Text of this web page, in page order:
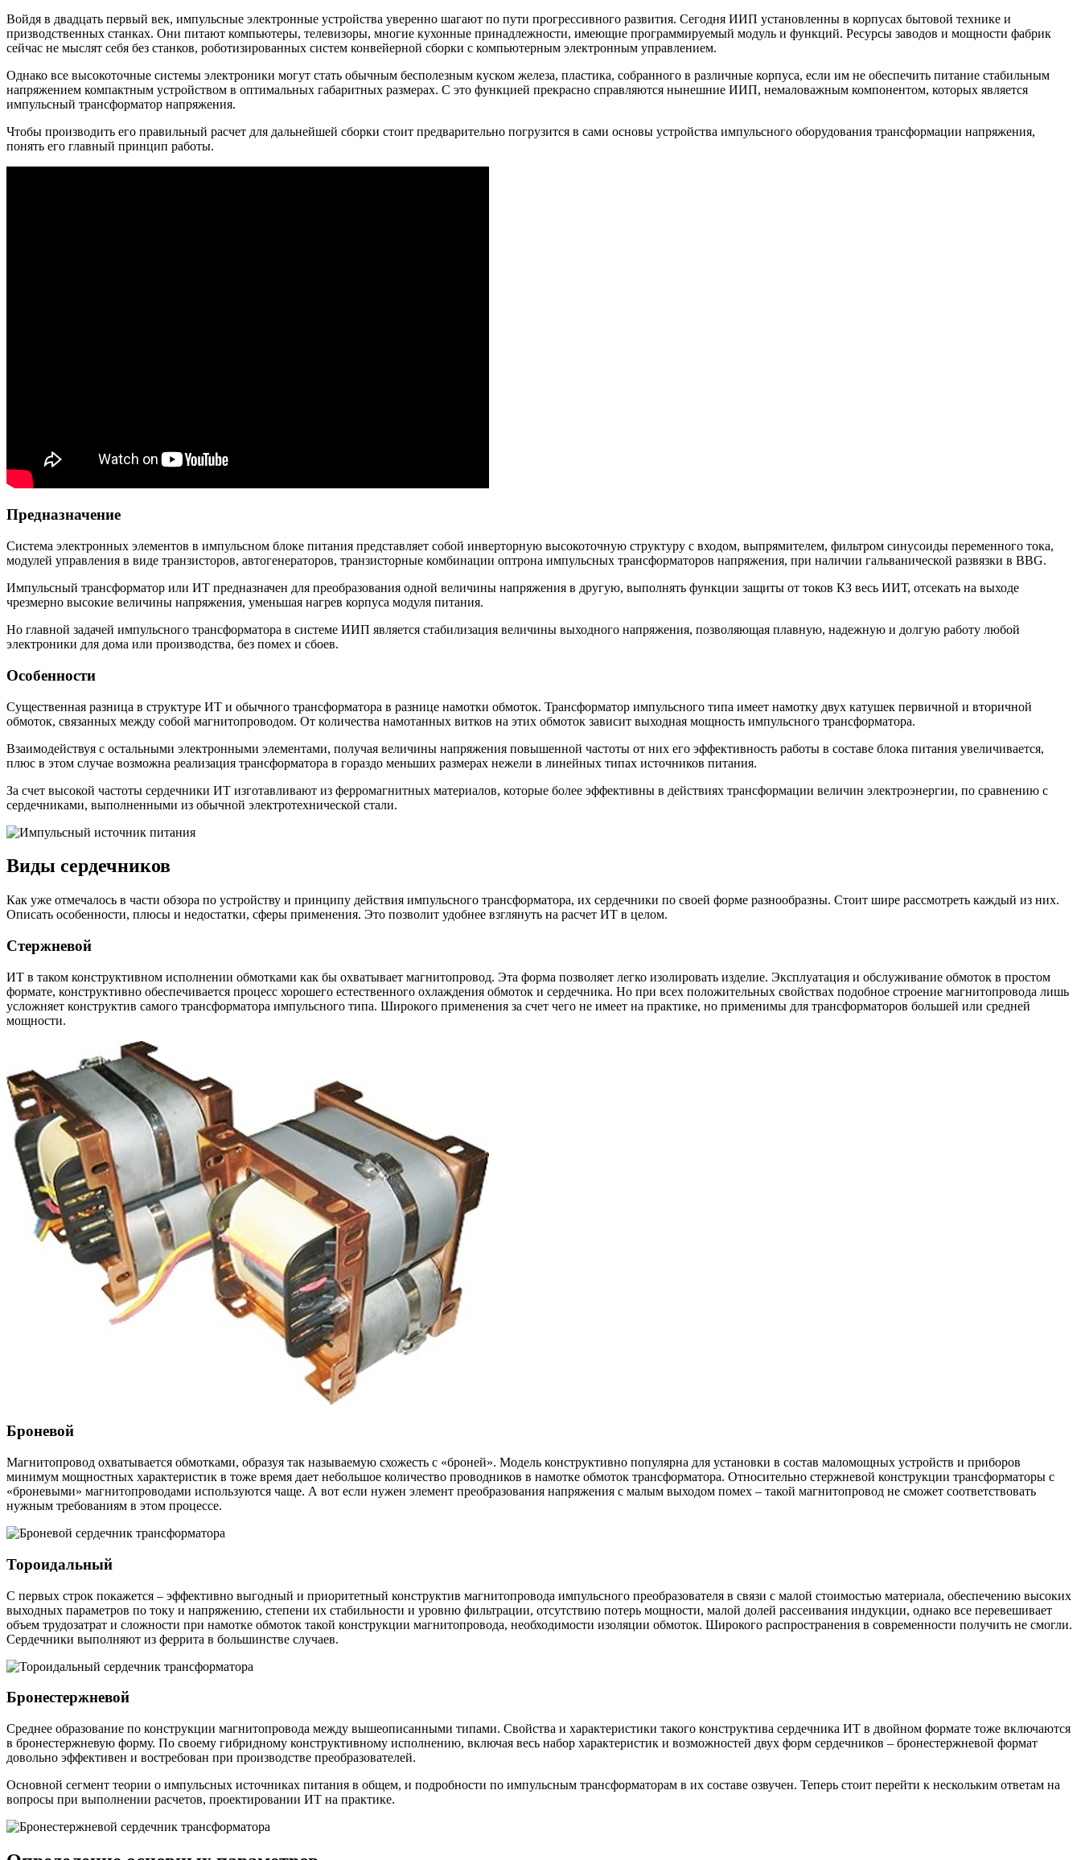
Войдя в двадцать первый век, импульсные электронные устройства уверенно шагают по пути прогрессивного развития. Сегодня ИИП установленны в корпусах бытовой технике и
призводственных станках. Они питают компьютеры, телевизоры, многие кухонные принадлежности, имеющие программируемый модуль и функций. Ресурсы заводов и мощности фабрик
сейчас не мыслят себя без станков, роботизированных систем конвейерной сборки с компьютерным электронным управлением.
Однако все высокоточные системы электроники могут стать обычным бесполезным куском железа, пластика, собранного в различные корпуса, если им не обеспечить питание стабильным
напряжением компактным устройством в оптимальных габаритных размерах. С это функцией прекрасно справляются нынешние ИИП, немаловажным компонентом, которых является
импульсный трансформатор напряжения.
Чтобы производить его правильный расчет для дальнейшей сборки стоит предварительно погрузится в сами основы устройства импульсного оборудования трансформации напряжения,
понять его главный принцип работы.
Предназначение
Система электронных элементов в импульсном блоке питания представляет собой инверторную высокоточную структуру с входом, выпрямителем, фильтром синусоиды переменного тока,
модулей управления в виде транзисторов, автогенераторов, транзисторные комбинации оптрона импульсных трансформаторов напряжения, при наличии гальванической развязки в BBG.
Импульсный трансформатор или ИТ предназначен для преобразования одной величины напряжения в другую, выполнять функции защиты от токов КЗ весь ИИТ, отсекать на выходе
чрезмерно высокие величины напряжения, уменьшая нагрев корпуса модуля питания.
Но главной задачей импульсного трансформатора в системе ИИП является стабилизация величины выходного напряжения, позволяющая плавную, надежную и долгую работу любой
электроники для дома или производства, без помех и сбоев.
Особенности
Существенная разница в структуре ИТ и обычного трансформатора в разнице намотки обмоток. Трансформатор импульсного типа имеет намотку двух катушек первичной и вторичной
обмоток, связанных между собой магнитопроводом. От количества намотанных витков на этих обмоток зависит выходная мощность импульсного трансформатора.
Взаимодействуя с остальными электронными элементами, получая величины напряжения повышенной частоты от них его эффективность работы в составе блока питания увеличивается,
плюс в этом случае возможна реализация трансформатора в гораздо меньших размерах нежели в линейных типах источников питания.
За счет высокой частоты сердечники ИТ изготавливают из ферромагнитных материалов, которые более эффективны в действиях трансформации величин электроэнергии, по сравнению с
сердечниками, выполненными из обычной электротехнической стали.
Виды сердечников
Как уже отмечалось в части обзора по устройству и принципу действия импульсного трансформатора, их сердечники по своей форме разнообразны. Стоит шире рассмотреть каждый из них.
Описать особенности, плюсы и недостатки, сферы применения. Это позволит удобнее взглянуть на расчет ИТ в целом.
Стержневой
ИТ в таком конструктивном исполнении обмотками как бы охватывает магнитопровод. Эта форма позволяет легко изолировать изделие. Эксплуатация и обслуживание обмоток в простом
формате, конструктивно обеспечивается процесс хорошего естественного охлаждения обмоток и сердечника. Но при всех положительных свойствах подобное строение магнитопровода лишь
усложняет конструктив самого трансформатора импульсного типа. Широкого применения за счет чего не имеет на практике, но применимы для трансформаторов большей или средней
мощности.
Броневой
Магнитопровод охватывается обмотками, образуя так называемую схожесть с «броней». Модель конструктивно популярна для установки в состав маломощных устройств и приборов
минимум мощностных характеристик в тоже время дает небольшое количество проводников в намотке обмоток трансформатора. Относительно стержневой конструкции трансформаторы с
«броневыми» магнитопроводами используются чаще. А вот если нужен элемент преобразования напряжения с малым выходом помех – такой магнитопровод не сможет соответствовать
нужным требованиям в этом процессе.
Тороидальный
С первых строк покажется – эффективно выгодный и приоритетный конструктив магнитопровода импульсного преобразователя в связи с малой стоимостью материала, обеспечению высоких
выходных параметров по току и напряжению, степени их стабильности и уровню фильтрации, отсутствию потерь мощности, малой долей рассеивания индукции, однако все перевешивает
объем трудозатрат и сложности при намотке обмоток такой конструкции магнитопровода, необходимости изоляции обмоток. Широкого распространения в современности получить не смогли.
Сердечники выполняют из феррита в большинстве случаев.
Бронестержневой
Среднее образование по конструкции магнитопровода между вышеописанными типами. Свойства и характеристики такого конструктива сердечника ИТ в двойном формате тоже включаются
в бронестержневую форму. По своему гибридному конструктивному исполнению, включая весь набор характеристик и возможностей двух форм сердечников – бронестержневой формат
довольно эффективен и востребован при производстве преобразователей.
Основной сегмент теории о импульсных источниках питания в общем, и подробности по импульсным трансформаторам в их составе озвучен. Теперь стоит перейти к нескольким ответам на
вопросы при выполнении расчетов, проектировании ИТ на практике.